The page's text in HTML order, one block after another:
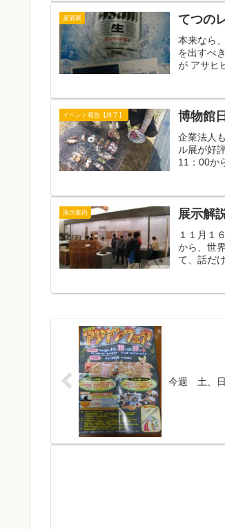
麦酒展 てつの
本来なら
を出すべ
が アサヒ
イベント報告【終了】 博物館
企業法人
ル展が好
11：00か
展示案内 展示解
１１月１
から、世
て、話だ
今週 土、